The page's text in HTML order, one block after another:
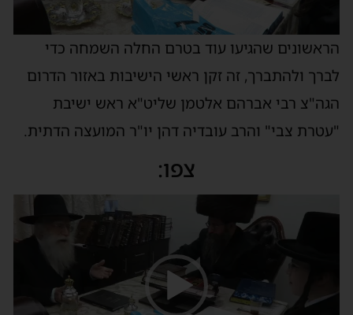
הראשונים שהגיעו עוד בטרם החלה השמחה כדי
לברך ולהתברך, זה זקן ראשי הישיבות באזור הדרום
הגה"צ רבי אברהם אלטמן שליט"א ראש ישיבת
"עטרת צבי" והרב עובדיה דהן יו"ר המועצה הדתית.
צפו: